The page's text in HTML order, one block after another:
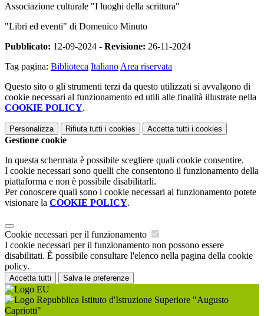
Associazione culturale "I luoghi della scrittura"
"Libri ed eventi" di Domenico Minuto
Pubblicato: 12-09-2024 - Revisione: 26-11-2024
Tag pagina: Biblioteca Italiano Area riservata
Questo sito o gli strumenti terzi da questo utilizzati si avvalgono di
cookie necessari al funzionamento ed utili alle finalità illustrate nella
COOKIE POLICY.
Personalizza Rifiuta tutti i cookies Accetta tutti i cookies
Gestione cookie
In questa schermata è possibile scegliere quali cookie consentire.
I cookie necessari sono quelli che consentono il funzionamento della
piattaforma e non è possibile disabilitarli.
Per conoscere quali sono i cookie necessari al funzionamento potete
visionare la COOKIE POLICY.
Cookie necessari per il funzionamento
I cookie necessari per il funzionamento non possono essere
disabilitati. È possibile consultare l'elenco nella pagina della cookie
policy.
Accetta tutti Salva le preferenze
Istituto d'Istruzione Superiore "Augusto
Capriotti"